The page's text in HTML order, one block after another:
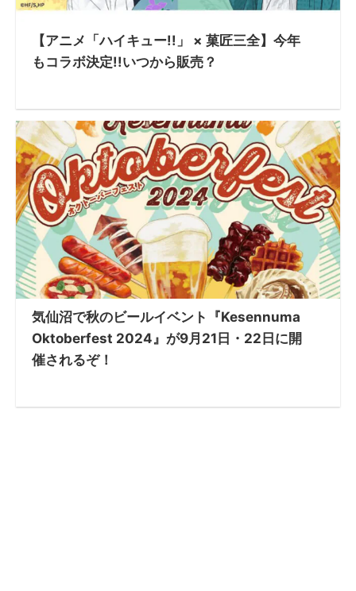
【アニメ「ハイキュー!!」 × 菓匠三全】今年
もコラボ決定!!いつから販売？
気仙沼で秋のビールイベント『Kesennuma
Oktoberfest 2024』が9月21日・22日に開
催されるぞ！